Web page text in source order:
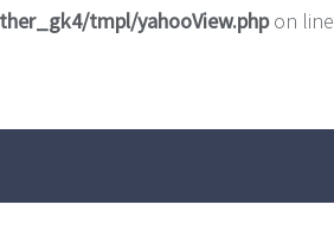
tmpl/yahooView.phpon line